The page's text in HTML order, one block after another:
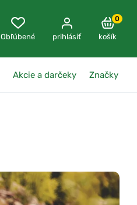
Obľúbené prihlásiť
0
košík
Akcie a darčeky Značky